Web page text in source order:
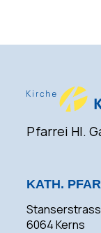
Pfarrei Hl.
KATH.
6064 Kerns